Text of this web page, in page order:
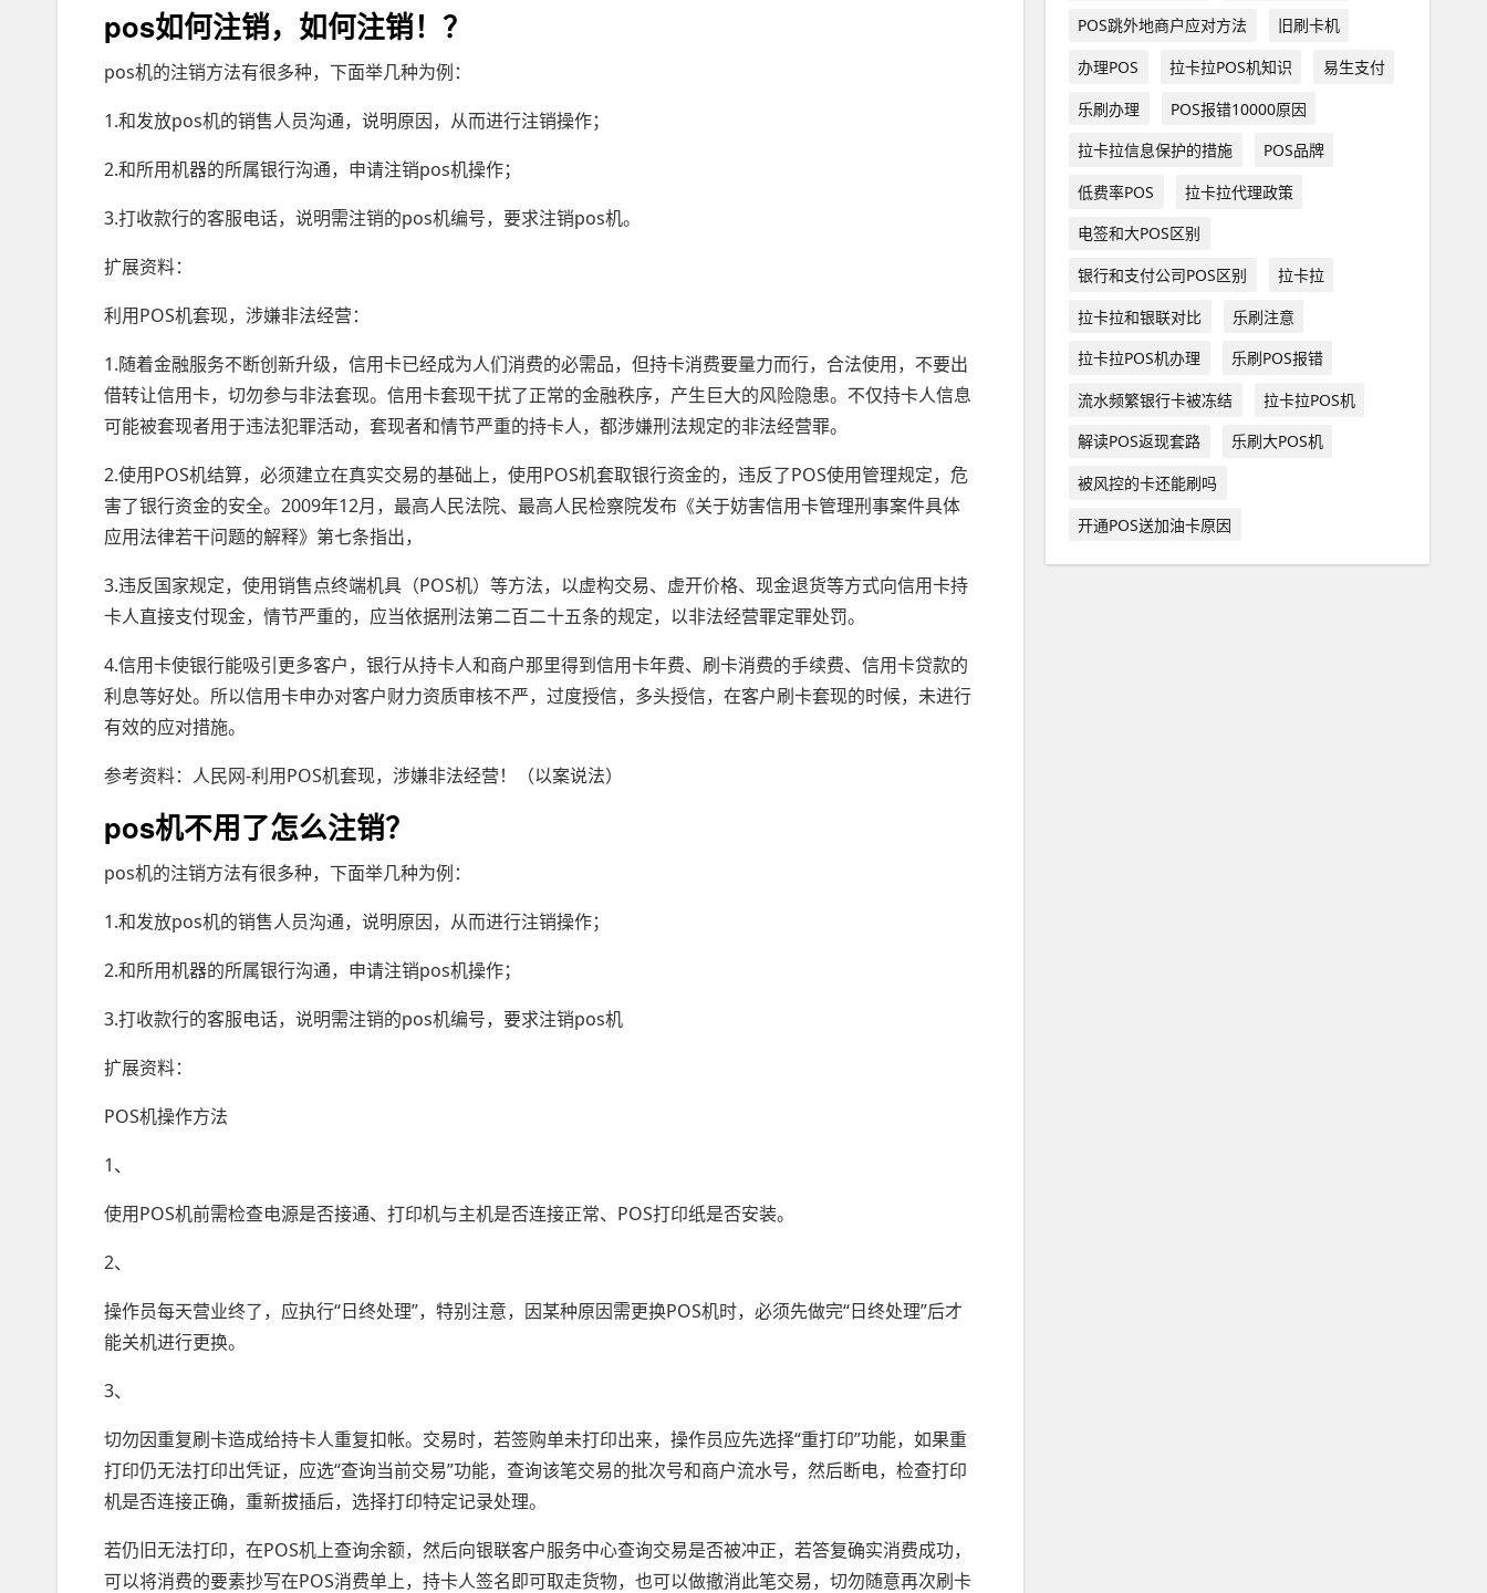
pos如何注销，如何注销！？
pos机的注销方法有很多种，下面举几种为例：
1.和发放pos机的销售人员沟通，说明原因，从而进行注销操作；
2.和所用机器的所属银行沟通，申请注销pos机操作；
3.打收款行的客服电话，说明需注销的pos机编号，要求注销pos机。
扩展资料：
利用POS机套现，涉嫌非法经营：
1.随着金融服务不断创新升级，信用卡已经成为人们消费的必需品，但持卡消费要量力而行，合法使用，不要出
借转让信用卡，切勿参与非法套现。信用卡套现干扰了正常的金融秩序，产生巨大的风险隐患。不仅持卡人信息
可能被套现者用于违法犯罪活动，套现者和情节严重的持卡人，都涉嫌刑法规定的非法经营罪。
2.使用POS机结算，必须建立在真实交易的基础上，使用POS机套取银行资金的，违反了POS使用管理规定，危
害了银行资金的安全。2009年12月，最高人民法院、最高人民检察院发布《关于妨害信用卡管理刑事案件具体
应用法律若干问题的解释》第七条指出，
3.违反国家规定，使用销售点终端机具（POS机）等方法，以虚构交易、虚开价格、现金退货等方式向信用卡持
卡人直接支付现金，情节严重的，应当依据刑法第二百二十五条的规定，以非法经营罪定罪处罚。
4.信用卡使银行能吸引更多客户，银行从持卡人和商户那里得到信用卡年费、刷卡消费的手续费、信用卡贷款的
利息等好处。所以信用卡申办对客户财力资质审核不严，过度授信，多头授信，在客户刷卡套现的时候，未进行
有效的应对措施。
参考资料：人民网-利用POS机套现，涉嫌非法经营！（以案说法）
pos机不用了怎么注销？
pos机的注销方法有很多种，下面举几种为例：
1.和发放pos机的销售人员沟通，说明原因，从而进行注销操作；
2.和所用机器的所属银行沟通，申请注销pos机操作；
3.打收款行的客服电话，说明需注销的pos机编号，要求注销pos机
扩展资料：
POS机操作方法
1、
使用POS机前需检查电源是否接通、打印机与主机是否连接正常、POS打印纸是否安装。
2、
操作员每天营业终了，应执行“日终处理”，特别注意，因某种原因需更换POS机时，必须先做完“日终处理”后才
能关机进行更换。
3、
切勿因重复刷卡造成给持卡人重复扣帐。交易时，若签购单未打印出来，操作员应先选择“重打印”功能，如果重
打印仍无法打印出凭证，应选“查询当前交易”功能，查询该笔交易的批次号和商户流水号，然后断电，检查打印
机是否连接正确，重新拔插后，选择打印特定记录处理。
若仍旧无法打印，在POS机上查询余额，然后向银联客户服务中心查询交易是否被冲正，若答复确实消费成功，
可以将消费的要素抄写在POS消费单上，持卡人签名即可取走货物，也可以做撤消此笔交易，切勿随意再次刷卡
POS跳外地商户应对方法
旧刷卡机
办理POS
拉卡拉POS机知识
易生支付
乐刷办理
POS报错10000原因
拉卡拉信息保护的措施
POS品牌
低费率POS
拉卡拉代理政策
电签和大POS区别
银行和支付公司POS区别
拉卡拉
拉卡拉和银联对比
乐刷注意
拉卡拉POS机办理
乐刷POS报错
流水频繁银行卡被冻结
拉卡拉POS机
解读POS返现套路
乐刷大POS机
被风控的卡还能刷吗
开通POS送加油卡原因